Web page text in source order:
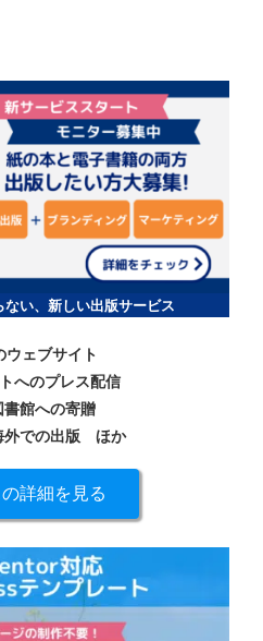
い、新しい出版サービス
ウェブサイト
へのプレス配信
書館への寄贈
外での出版 ほか
詳細を見る